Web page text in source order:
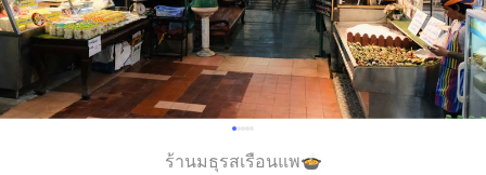
ร้านมธุรสเรือนแพ🍲